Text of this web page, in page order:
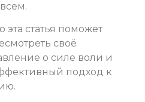
эта статья поможет
своё
о силе воли и
подход к